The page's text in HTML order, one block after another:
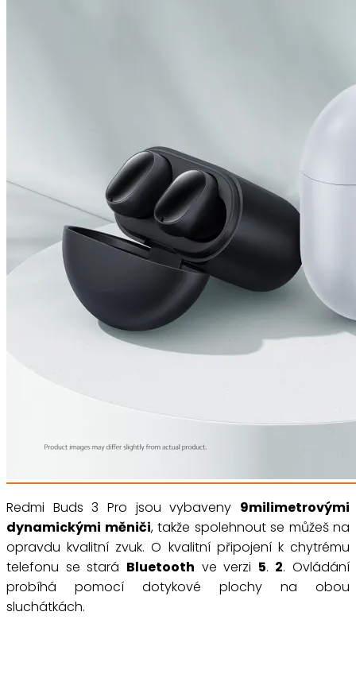
Redmi Buds 3 Pro jsou vybaveny 9milimetrovými
dynamickými měniči, takže spolehnout se můžeš na
opravdu kvalitní zvuk. O kvalitní připojení k chytrému
telefonu se stará Bluetooth ve verzi 5. 2. Ovládání
probíhá pomocí dotykové plochy na obou
sluchátkách.